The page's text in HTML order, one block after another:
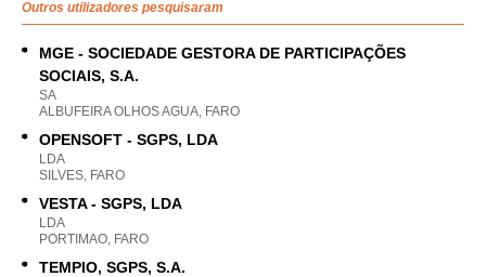
Outros utilizadores pesquisaram
MGE - SOCIEDADE GESTORA DE PARTICIPAÇÕES
SOCIAIS, S.A.
SA
ALBUFEIRA OLHOS AGUA, FARO
OPENSOFT - SGPS, LDA
LDA
SILVES, FARO
VESTA - SGPS, LDA
LDA
PORTIMAO, FARO
TEMPIO, SGPS, S.A.